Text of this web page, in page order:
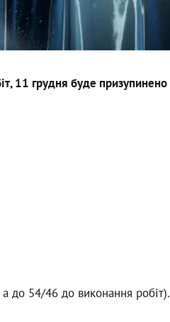
11 грудня буде призупинено
54/46 до виконання робіт).